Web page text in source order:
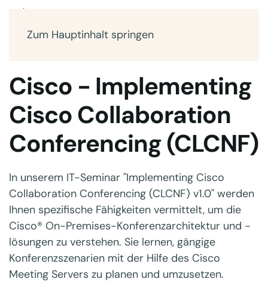
Zum Hauptinhalt springen
Cisco - Implementing
Cisco Collaboration
Conferencing (CLCNF)
In unserem IT-Seminar "Implementing Cisco
Collaboration Conferencing (CLCNF) v1.0" werden
Ihnen spezifische Fähigkeiten vermittelt, um die
Cisco® On-Premises-Konferenzarchitektur und -
lösungen zu verstehen. Sie lernen, gängige
Konferenzszenarien mit der Hilfe des Cisco
Meeting Servers zu planen und umzusetzen.